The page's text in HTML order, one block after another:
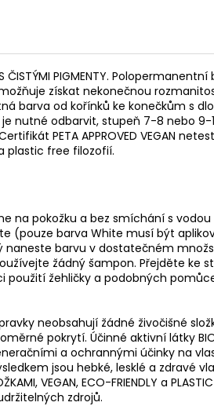
ČISTÝMI PIGMENTY. Polopermanentní
získat nekonečnou
barva od kořínků ke konečkům s
nutné odbarvit, stupeň 7-8 nebo 9-
PETA APPROVED VEGAN
plastic free filozofií.
na pokožku a bez smíchání s
(pouze barva White musí být
naneste barvu v dostatečném
žádný šampon. Přejděte ke
použití žehličky a podobných
neobsahují žádné živočišné
pokrytí. Účinné aktivní látky BIO
a ochrannými účinky na
jsou hebké, lesklé a zdravé
VEGAN, ECO-FRIENDLY a
zdrojů.